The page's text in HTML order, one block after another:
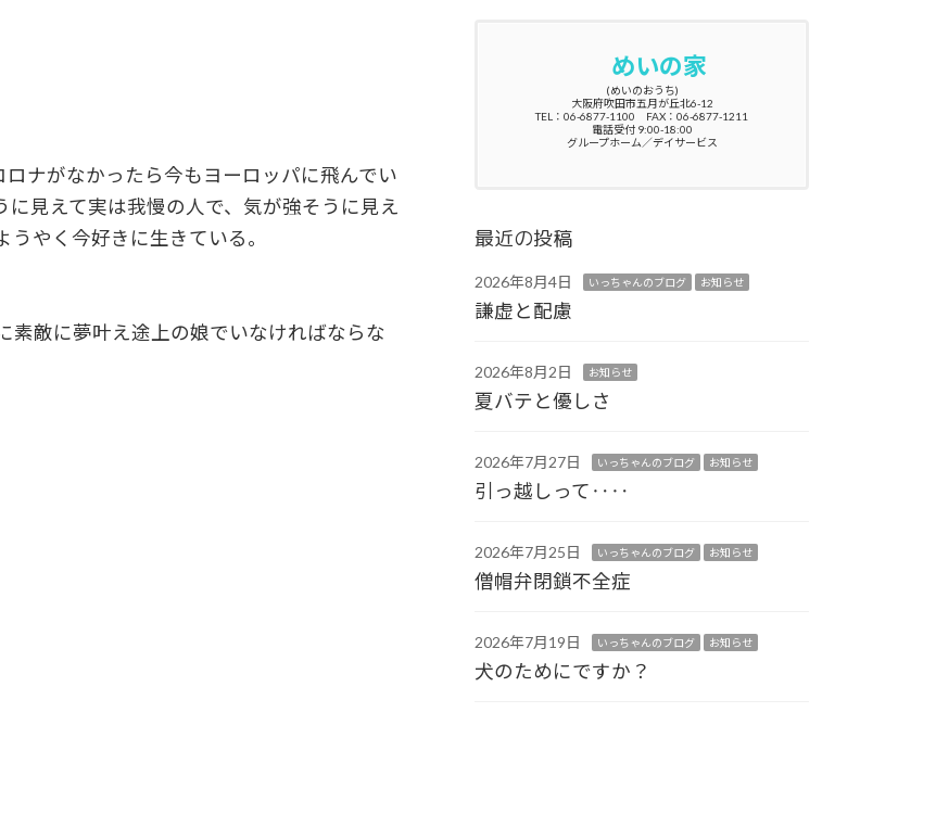
ナがなかったら今もヨーロッパに飛んでい
見えて実は我慢の人で、気が強そうに見え
やく今好きに生きている。
素敵に夢叶え途上の娘でいなければならな
めいの家
(めいのおうち)
大阪府吹田市五月が丘北6-12
TEL：06-6877-1100 FAX：06-6877-1211
電話受付 9:00-18:00
グループホーム／デイサービス
最近の投稿
2026年8月4日 いっちゃんのブログ お知らせ
謙虚と配慮
2026年8月2日 お知らせ
夏バテと優しさ
2026年7月27日 いっちゃんのブログ お知らせ
引っ越しって‥‥
2026年7月25日 いっちゃんのブログ お知らせ
僧帽弁閉鎖不全症
2026年7月19日 いっちゃんのブログ お知らせ
犬のためにですか？